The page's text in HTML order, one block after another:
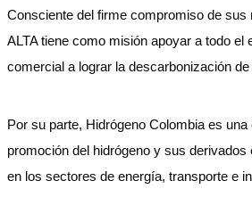
Consciente del firme compromiso de sus
ALTA tiene como misión apoyar a todo el
comercial a lograr la descarbonización
Por su parte, Hidrógeno Colombia es
promoción del hidrógeno y sus
en los sectores de energía, transporte e